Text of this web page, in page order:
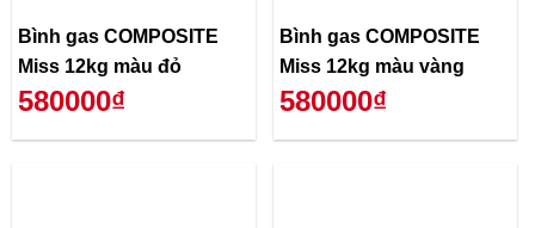
Bình gas COMPOSITE
Miss 12kg màu đỏ
580000₫
Bình gas COMPOSITE
Miss 12kg màu vàng
580000₫